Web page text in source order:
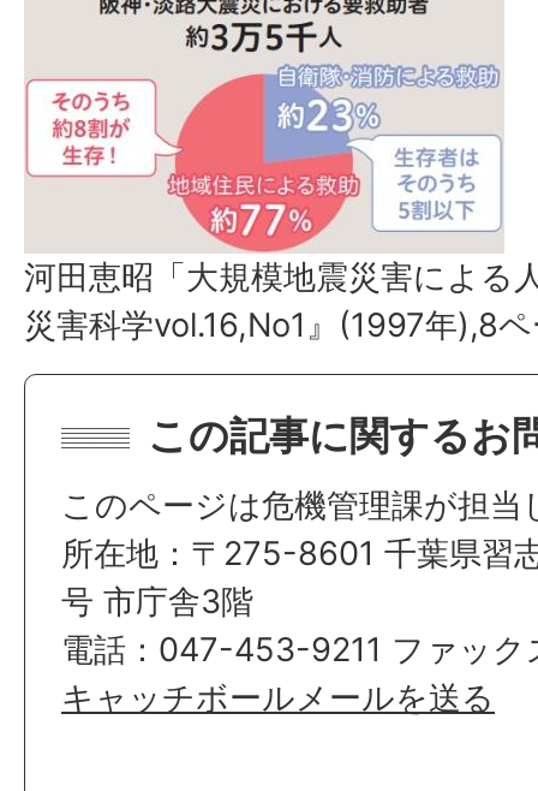
河田恵昭「大規模地震災害による
災害科学vol.16,No1』(1997年),8
この記事に関するお
このページは危機管理課が担当
所在地：〒275-8601 千葉県習
号 市庁舎3階
電話：047-453-9211 ファッ
キャッチボールメールを送る